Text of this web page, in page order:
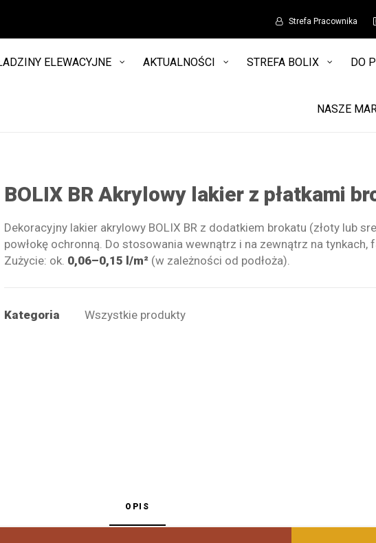
Strefa Pracownika
ELEWACYJNE AKTUALNOŚCI STREFA BOLIX DO
NASZE
BOLIX BR Akrylowy lakier z płatkami
Dekoracyjny lakier akrylowy BOLIX BR z dodatkiem brokatu (złoty lub
powłokę ochronną. Do stosowania wewnątrz i na zewnątrz na
Zużycie: ok. 0,06–0,15 l/m² (w zależności od podłoża).
Kategoria Wszystkie produkty
OPIS